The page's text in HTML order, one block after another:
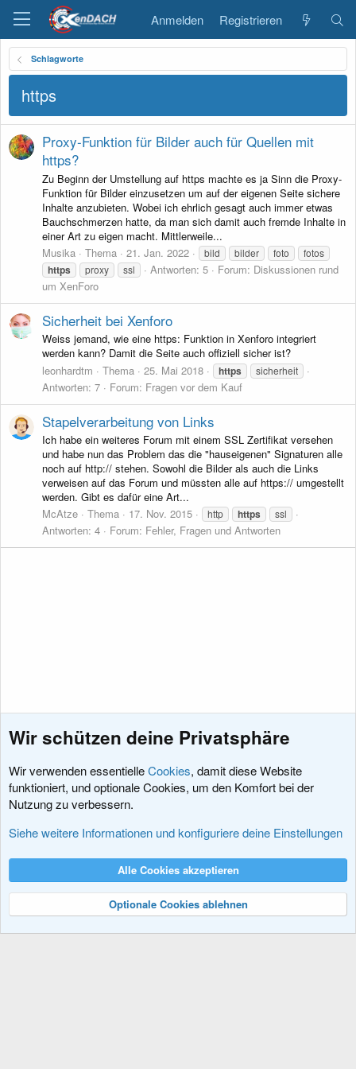
Anmelden Registrieren
Schlagworte
https
Proxy-Funktion für Bilder auch für Quellen mit
https?
Zu Beginn der Umstellung auf https machte es ja Sinn die Proxy-
Funktion für Bilder einzusetzen um auf der eigenen Seite sichere
Inhalte anzubieten. Wobei ich ehrlich gesagt auch immer etwas
Bauchschmerzen hatte, da man sich damit auch fremde Inhalte in
einer Art zu eigen macht. Mittlerweile...
Musika
Thema 21. Jan. 2022 bild bilder foto fotos
https proxy ssl Antworten: 5 Forum: Diskussionen rund
um XenForo
Sicherheit bei Xenforo
Weiss jemand, wie eine https: Funktion in Xenforo integriert
werden kann? Damit die Seite auch offiziell sicher ist?
leonhardtm
Thema 25. Mai 2018 https sicherheit
Antworten: 7 Forum: Fragen vor dem Kauf
Stapelverarbeitung von Links
Ich habe ein weiteres Forum mit einem SSL Zertifikat versehen
und habe nun das Problem das die "hauseigenen" Signaturen alle
noch auf http:// stehen. Sowohl die Bilder als auch die Links
verweisen auf das Forum und müssten alle auf https:// umgestellt
werden. Gibt es dafür eine Art...
McAtze
Thema 17. Nov. 2015 http https ssl
Antworten: 4 Forum: Fehler, Fragen und Antworten
Schlagworte
Nutzungsbedingungen Datenschutz
R
Community platform by XenForo® © 2010-2024 XenForo Ltd.
Wir schützen deine Privatsphäre
Wir verwenden essentielleCookies, damit diese Website
funktioniert, und optionale Cookies, um den Komfort bei der
Nutzung zu verbessern.
Siehe weitere Informationen und konfiguriere deine Einstellungen
Alle Cookies akzeptieren
Optionale Cookies ablehnen